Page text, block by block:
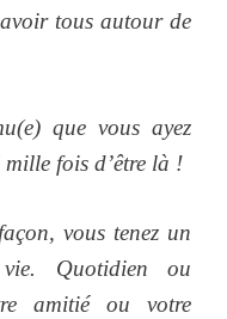
tous autour de
que vous ayez
fois d’être là !
vous tenez un
Quotidien ou
amitié ou votre